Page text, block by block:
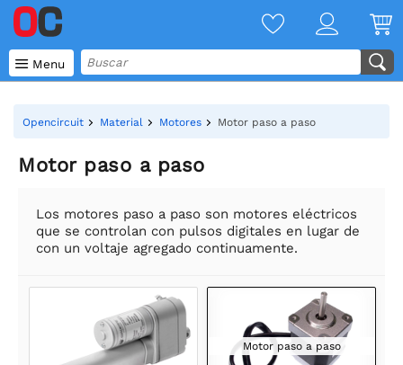
 Menu
Opencircuit Material Motores Motor paso a paso
Motor paso a paso
Los motores paso a paso son motores eléctricos
que se controlan con pulsos digitales en lugar de
con un voltaje agregado continuamente.
Motor paso a paso